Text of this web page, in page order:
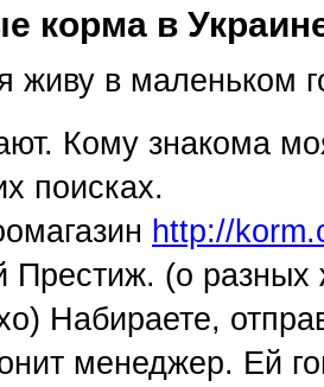
корма в
живу в маленьком
Кому знакома
поисках.
http://
Престиж. (о
Набираете,
менеджер. Ей